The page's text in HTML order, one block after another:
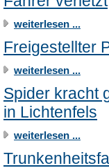
weiterlesen ...
Freigestellter
weiterlesen ...
Spider kracht
in Lichtenfels
weiterlesen ...